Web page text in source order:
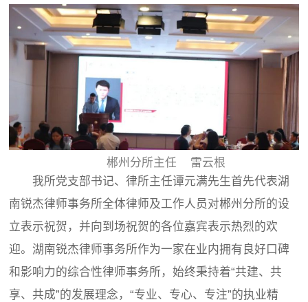
郴州分所主任 雷云根
我所党支部书记、律所主任谭元满先生首先代表湖
南锐杰律师事务所全体律师及工作人员对郴州分所的设
立表示祝贺，并向到场祝贺的各位嘉宾表示热烈的欢
迎。湖南锐杰律师事务所作为一家在业内拥有良好口碑
和影响力的综合性律师事务所，始终秉持着“共建、共
享、共成”的发展理念，“专业、专心、专注”的执业精